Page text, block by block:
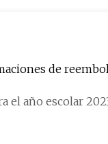
de ITR? Gobierno
el año escolar